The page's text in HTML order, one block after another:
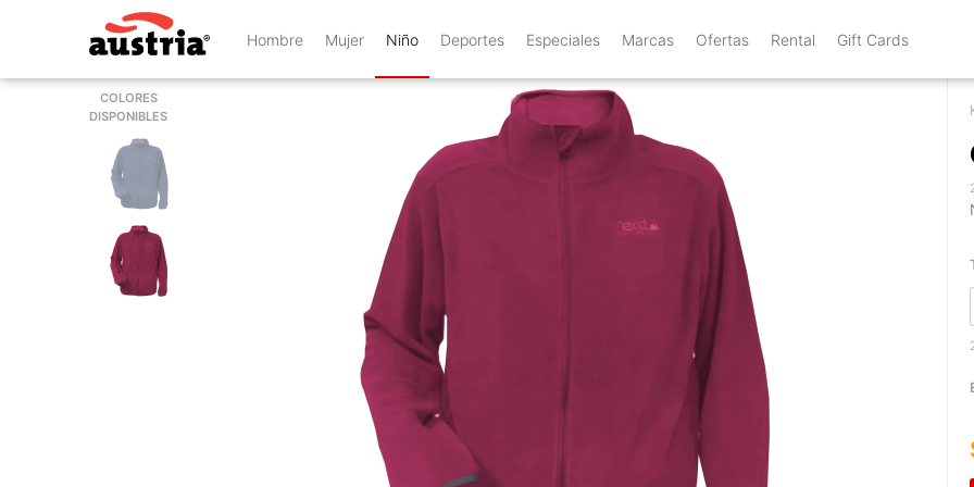
Hombre Mujer Niño Deportes Especiales Marcas Ofertas Rental Gift Cards
COLORES
DISPONIBLES